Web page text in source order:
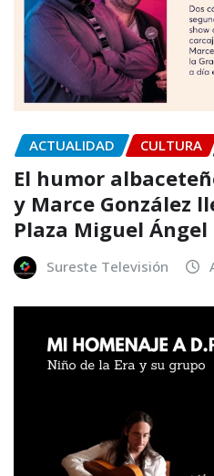
ACTUALIDAD CULTURA
El humor
y Marce González
Plaza Miguel Ángel
Sureste Televisión